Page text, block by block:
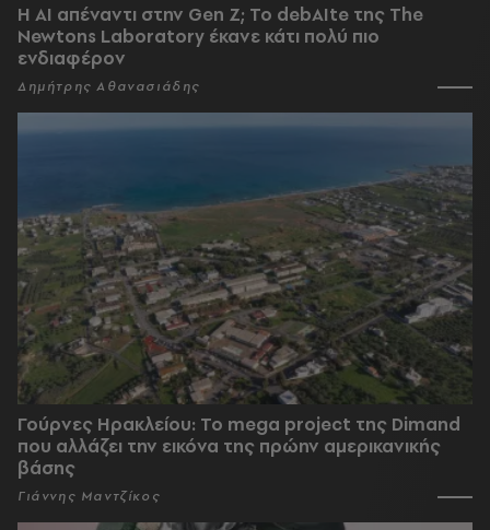
Η AI απέναντι στην Gen Z; Το debAIte της The
Newtons Laboratory έκανε κάτι πολύ πιο
ενδιαφέρον
Δημήτρης Αθανασιάδης
Γούρνες Ηρακλείου: To mega project της Dimand
που αλλάζει την εικόνα της πρώην αμερικανικής
βάσης
Γιάννης Μαντζίκος